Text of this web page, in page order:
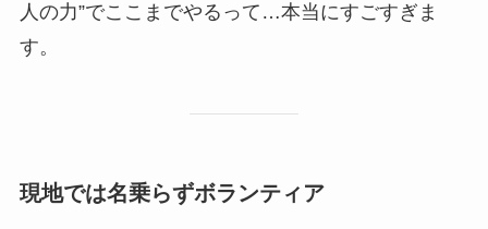
人の力”でここまでやるって…本当にすごすぎま
す。
現地では名乗らずボランティア